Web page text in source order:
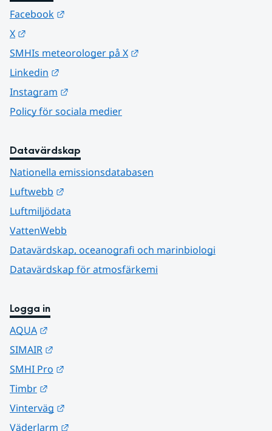
Facebook
X
SMHIs meteorologer på X
Linkedin
Instagram
Policy för sociala medier
Datavärdskap
Nationella emissionsdatabasen
Luftwebb
Luftmiljödata
VattenWebb
Datavärdskap, oceanografi och marinbiologi
Datavärdskap för atmosfärkemi
Logga in
AQUA
SIMAIR
SMHI Pro
Timbr
Vinterväg
Väderlarm